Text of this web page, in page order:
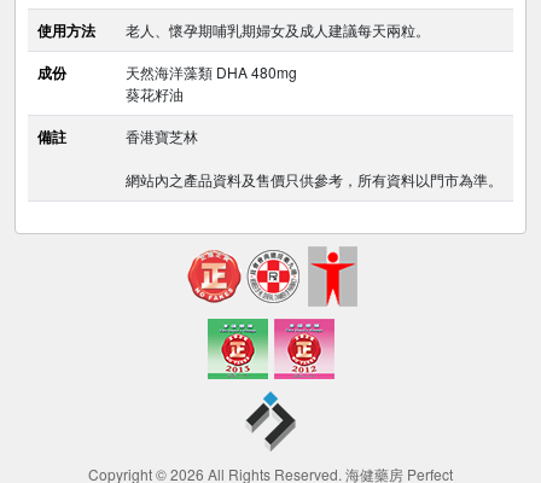
使用方法
老人、懷孕期哺乳期婦女及成人建議每天兩粒。
成份
天然海洋藻類 DHA 480mg
葵花籽油
備註 香港寶芝林
網站內之產品資料及售價只供參考，所有資料以門市為準。
Copyright © 2026 All Rights Reserved. 海健藥房 Perfect